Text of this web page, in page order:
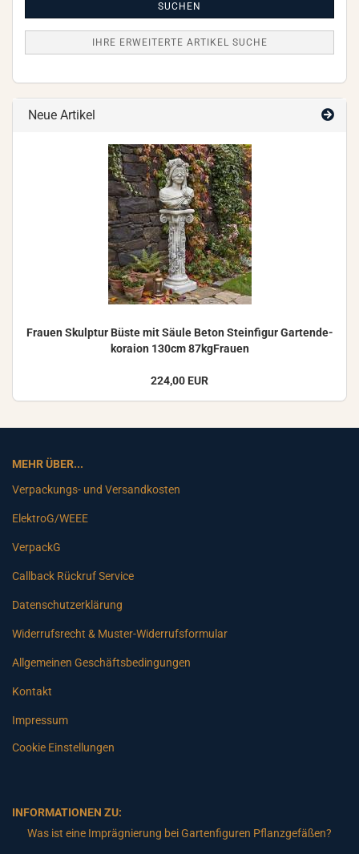
SUCHEN
IHRE ERWEITERTE ARTIKEL SUCHE
Neue Artikel
Frau­en Skulp­tur Büste mit Säule Beton Stein­fi­gur Gar­ten­de­
ko­rai­on 130cm 87kgFrauen
224,00 EUR
MEHR ÜBER...
Verpackungs- und Versandkosten
ElektroG/WEEE
VerpackG
Callback Rückruf Service
Datenschutzerklärung
Widerrufsrecht & Muster-Widerrufsformular
Allgemeinen Geschäftsbedingungen
Kontakt
Impressum
Cookie Einstellungen
INFORMATIONEN ZU:
Was ist eine Imprägnierung bei Gartenfiguren Pflanzgefäßen?